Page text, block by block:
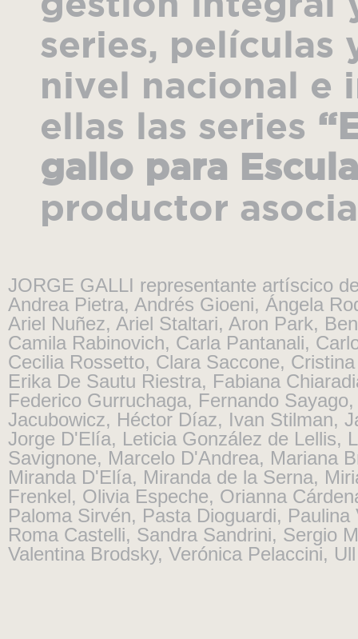
series, películas
nivel nacional e
ellas las series
gallo para
productor
JORGE GALLI representante artíscico
Andrea Pietra, Andrés Gioeni, Ángela
Ariel Nuñez, Ariel Staltari, Aron Park,
Camila Rabinovich, Carla Pantanali,
Cecilia Rossetto, Clara Saccone,
Erika De Sautu Riestra, Fabiana
Federico Gurruchaga, Fernando Sayago
Jacubowicz, Héctor Díaz, Ivan Stilman,
Jorge D'Elía, Leticia González de Lellis,
Savignone, Marcelo D'Andrea, Mariana
Miranda D'Elía, Miranda de la Serna,
Frenkel, Olivia Espeche, Orianna
Paloma Sirvén, Pasta Dioguardi, Paulina
Roma Castelli, Sandra Sandrini, Sergio
Valentina Brodsky, Verónica Pelaccini,